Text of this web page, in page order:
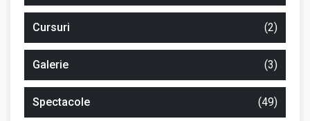
Cursuri (2)
Galerie (3)
Spectacole (49)